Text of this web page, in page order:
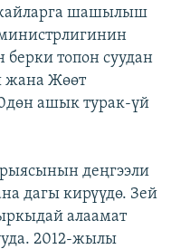
шашылыш
топон суудан
жана Жөөт
ашык турак-үй
деңгээли
дагы кирүүдө. Зей
алаамат
2012-жылы